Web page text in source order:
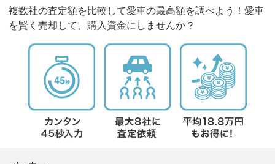
複数社の査定額を比較して愛車の最高額を調べよう！愛車
を賢く売却して、購入資金にしませんか？